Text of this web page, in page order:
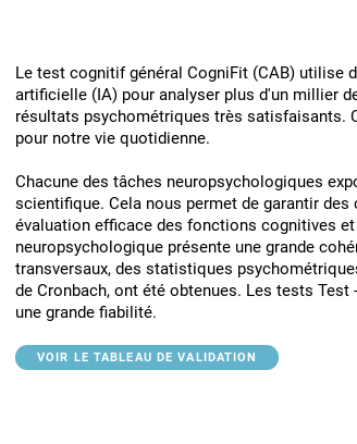
Le test cognitif général CogniFit (CAB) utilise
artificielle (IA) pour analyser plus d'un millier
résultats psychométriques très satisfaisants.
pour notre vie quotidienne.
Chacune des tâches neuropsychologiques
scientifique. Cela nous permet de garantir
évaluation efficace des fonctions cognitives
neuropsychologique présente une grande
transversaux, des statistiques
de Cronbach, ont été obtenues. Les tests
une grande fiabilité.
VOIR LE TABLEAU DE VALIDATION